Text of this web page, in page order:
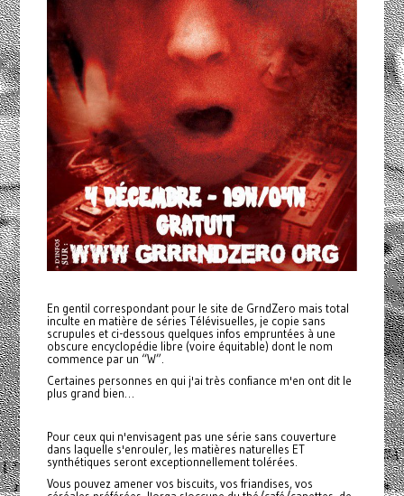
En gentil correspondant pour le site de GrndZero mais total
inculte en matière de séries Télévisuelles, je copie sans
scrupules et ci-dessous quelques infos empruntées à une
obscure encyclopédie libre (voire équitable) dont le nom
commence par un “W”.
Certaines personnes en qui j'ai très confiance m'en ont dit le
plus grand bien…
Pour ceux qui n'envisagent pas une série sans couverture
dans laquelle s'enrouler, les matières naturelles ET
synthétiques seront exceptionnellement tolérées.
Vous pouvez amener vos biscuits, vos friandises, vos